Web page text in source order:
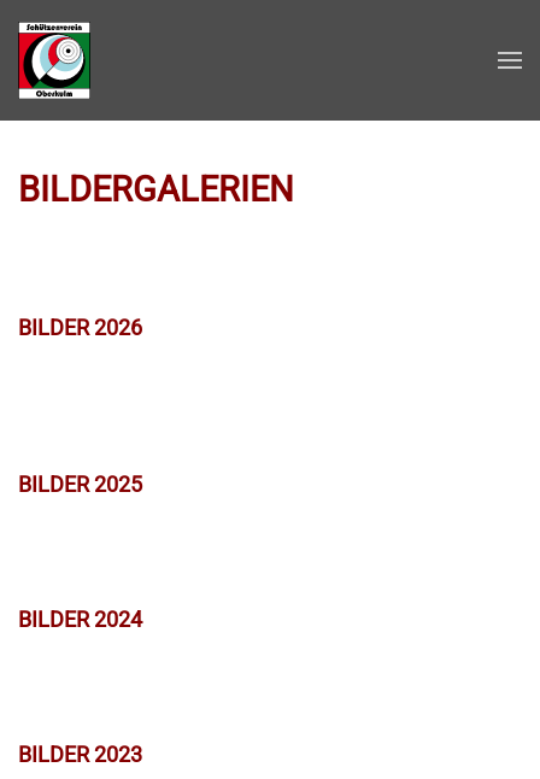
Zum Hauptinhalt springen
BILDERGALERIEN
BILDER 2026
BILDER 2025
BILDER 2024
BILDER 2023